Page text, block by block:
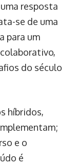
resposta
se de uma
para um
do século
híbridos,
e o
é